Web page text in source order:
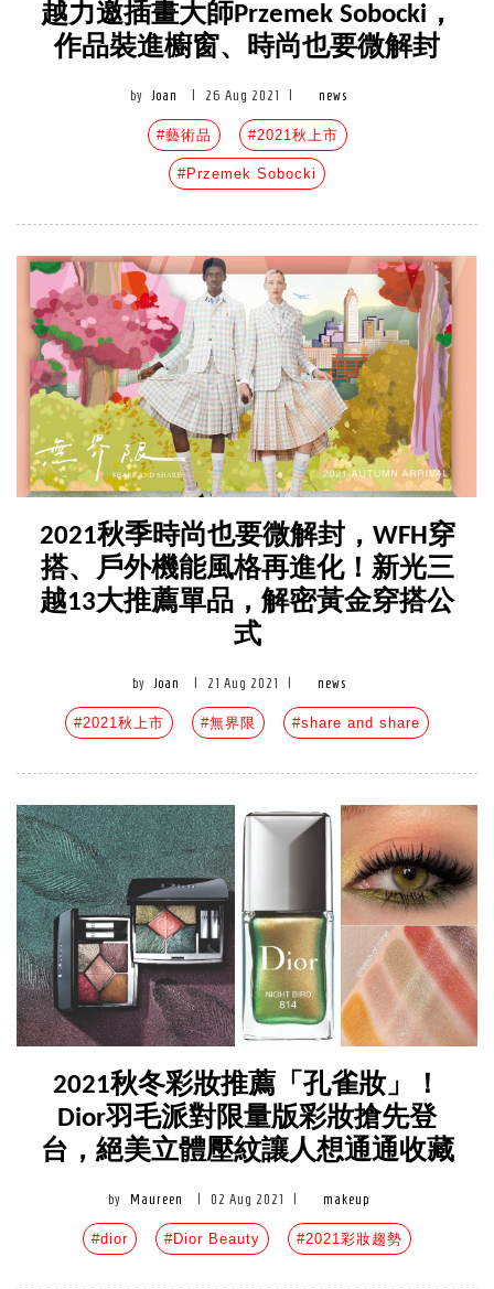
越力邀插畫大師Przemek Sobocki，
作品裝進櫥窗、時尚也要微解封
by Joan 26 Aug 2021 news
#藝術品 #2021秋上市
#Przemek Sobocki
2021秋季時尚也要微解封，WFH穿
搭、戶外機能風格再進化！新光三
越13大推薦單品，解密黃金穿搭公
式
by Joan 21 Aug 2021 news
#2021秋上市 #無界限 #share and share
2021秋冬彩妝推薦「孔雀妝」！
Dior羽毛派對限量版彩妝搶先登
台，絕美立體壓紋讓人想通通收藏
by Maureen 02 Aug 2021 makeup
#dior #Dior Beauty #2021彩妝趨勢